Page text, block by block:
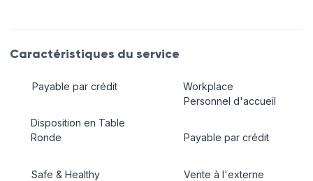
Caractéristiques du service
Payable par crédit
Disposition en Table
Ronde
Safe & Healthy
Workplace
Personnel d'accueil
Payable par crédit
Vente à l'externe